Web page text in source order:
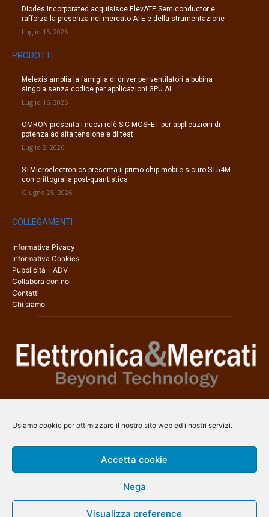
Usiamo cookie per ottimizzare il nostro sito web ed i nostri servizi.
Accetta cookie
Nega
Visualizza preference
Diodes Incorporated acquisisce ElevATE Semiconductor e
rafforza la presenza nel mercato ATE e della strumentazione
Luglio 15, 2026
PRODOTTI
Melexis amplia la famiglia di driver per ventilatori a bobina
singola senza codice per applicazioni GPU AI
Luglio 16, 2026
OMRON presenta i nuovi relè SiC-MOSFET per applicazioni di
potenza ad alta tensione e di test
Luglio 2, 2026
STMicroelectronics presenta il primo chip mobile sicuro ST54M
con crittografia post-quantistica
Giugno 25, 2026
COLLEGAMENTI
Informativa Pivacy
Informativa Cookies
Pubblicità - ADV
Collabora con noi
Contatti
Chi siamo
una copertura a 360° che coinvolge tecnologie, prodotti, mercati e
info@arscommunication.it
SEGUICI